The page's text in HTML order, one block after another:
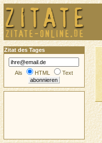
Zitat des Tages
Als HTML Text